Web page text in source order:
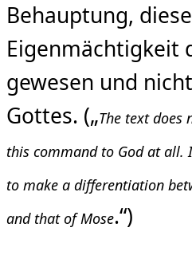
Behauptung,
Eigenmächtigkeit
gewesen und
Gottes. („The text
this command to God at all.
to make a differentiation
and that of Mose.“)